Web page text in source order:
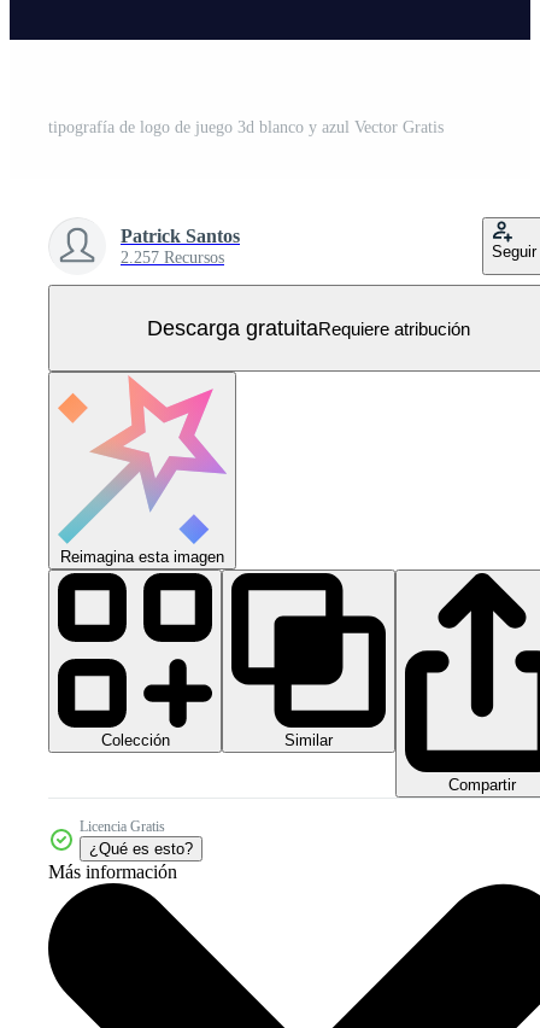
tipografía de logo de juego 3d blanco y azul Vector Gratis
Patrick Santos
2.257 Recursos Seguir
Descarga gratuitaRequiere atribución
Reimagina esta imagen
Colección Similar
Compartir
Licencia Gratis
¿Qué es esto?
Más información